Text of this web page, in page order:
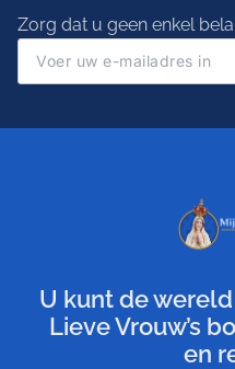
Zorg dat u geen enkel
U kunt de
Lieve Vrouw’s
en